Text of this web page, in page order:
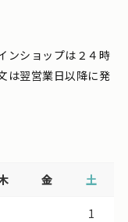
ンショップは２４時
は翌営業日以降に発
金 土
1